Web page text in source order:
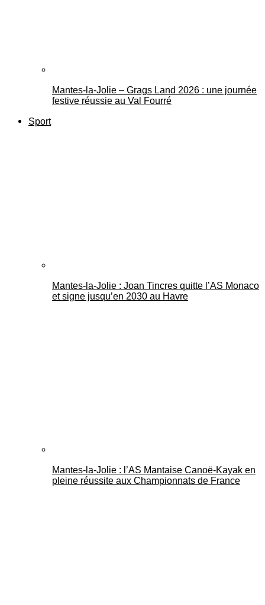
Mantes-la-Jolie – Grags Land 2026 : une journée
festive réussie au Val Fourré
Sport
Mantes-la-Jolie : Joan Tincres quitte l’AS Monaco
et signe jusqu’en 2030 au Havre
Mantes-la-Jolie : l’AS Mantaise Canoë‑Kayak en
pleine réussite aux Championnats de France